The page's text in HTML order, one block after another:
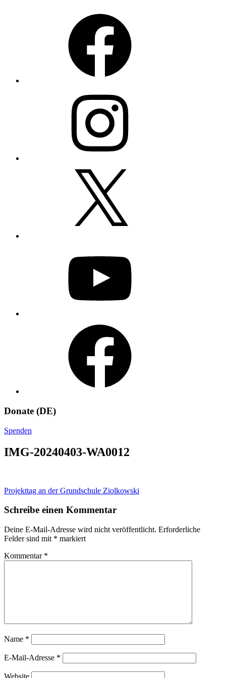
Donate (DE)
Spenden
IMG-20240403-WA0012
Beitragsnavigation
Projekttag an der Grundschule Ziolkowski
Schreibe einen Kommentar
Deine E-Mail-Adresse wird nicht veröffentlicht. Erforderliche
Felder sind mit * markiert
Kommentar *
Name *
E-Mail-Adresse *
Website